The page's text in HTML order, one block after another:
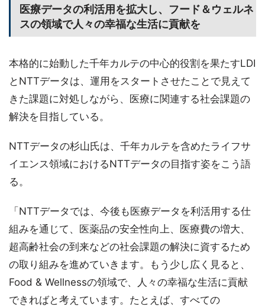
医療データの利活用を拡大し、フード＆ウェルネ
スの領域で人々の幸福な生活に貢献を
本格的に始動した千年カルテの中心的役割を果たすLDI
とNTTデータは、運用をスタートさせたことで見えて
きた課題に対処しながら、医療に関連する社会課題の
解決を目指している。
NTTデータの杉山氏は、千年カルテを含めたライフサ
イエンス領域におけるNTTデータの目指す姿をこう語
る。
「NTTデータでは、今後も医療データを利活用する仕
組みを通じて、医薬品の安全性向上、医療費の増大、
超高齢社会の到来などの社会課題の解決に資するため
の取り組みを進めていきます。もう少し広く見ると、
Food & Wellnessの領域で、人々の幸福な生活に貢献
できればと考えています。たとえば、すべての